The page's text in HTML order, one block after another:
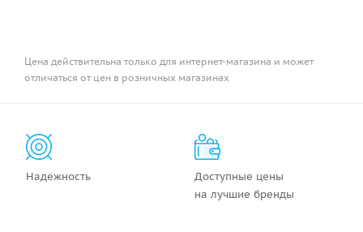
Цена действительна только для интернет-магазина и может
отличаться от цен в розничных магазинах
Надежность
Доступные цены
на лучшие бренды